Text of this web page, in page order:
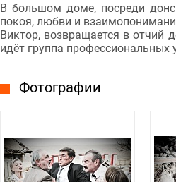
В большом доме, посреди
покоя, любви и
Виктор, возвращается в отчий
идёт группа профессиональных
Фотографии